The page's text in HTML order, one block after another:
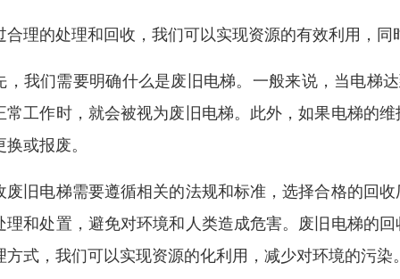
合理的处理和回收，我们可以实现资源的有效利用，
，我们需要明确什么是废旧电梯。一般来说，当电梯
常工作时，就会被视为废旧电梯。此外，如果电梯的
或报废。
废旧电梯需要遵循相关的法规和标准，选择合格的回
理和处置，避免对环境和人类造成危害。废旧电梯的
方式，我们可以实现资源的化利用，减少对环境的污染